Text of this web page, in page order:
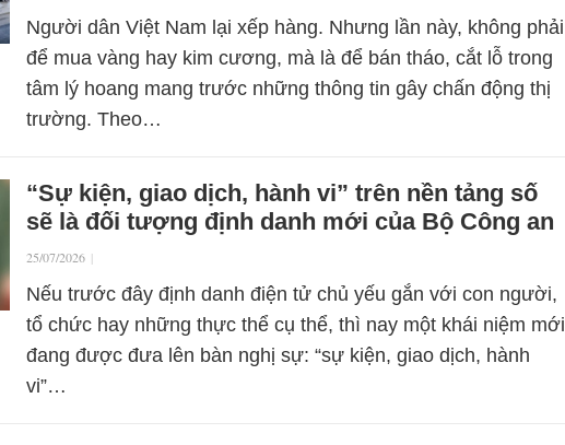
Người dân Việt Nam lại xếp hàng. Nhưng lần này, không phải
để mua vàng hay kim cương, mà là để bán tháo, cắt lỗ trong
tâm lý hoang mang trước những thông tin gây chấn động thị
trường. Theo…
“Sự kiện, giao dịch, hành vi” trên nền tảng số
sẽ là đối tượng định danh mới của Bộ Công an
25/07/2026 |
Nếu trước đây định danh điện tử chủ yếu gắn với con người,
tổ chức hay những thực thể cụ thể, thì nay một khái niệm mới
đang được đưa lên bàn nghị sự: “sự kiện, giao dịch, hành
vi”…